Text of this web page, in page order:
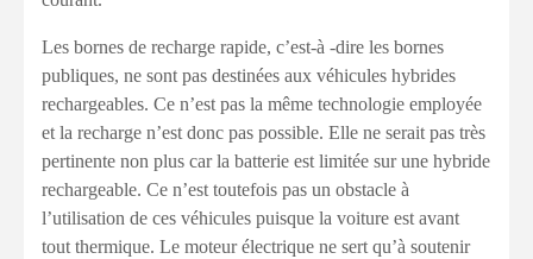
Les bornes de recharge rapide, c’est-à -dire les bornes
publiques, ne sont pas destinées aux véhicules hybrides
rechargeables. Ce n’est pas la même technologie employée
et la recharge n’est donc pas possible. Elle ne serait pas très
pertinente non plus car la batterie est limitée sur une hybride
rechargeable. Ce n’est toutefois pas un obstacle à
l’utilisation de ces véhicules puisque la voiture est avant
tout thermique. Le moteur électrique ne sert qu’à soutenir